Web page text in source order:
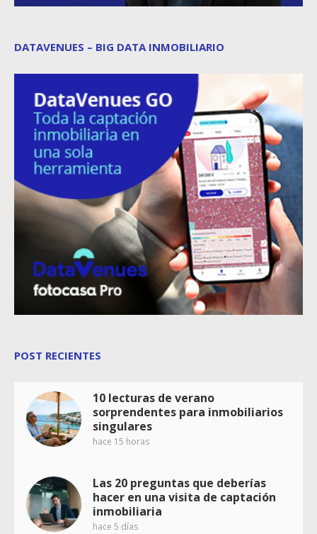
DATAVENUES – BIG DATA INMOBILIARIO
POST RECIENTES
10 lecturas de verano
sorprendentes para inmobiliarios
singulares
hace 15 horas
Las 20 preguntas que deberías
hacer en una visita de captación
inmobiliaria
hace 5 días